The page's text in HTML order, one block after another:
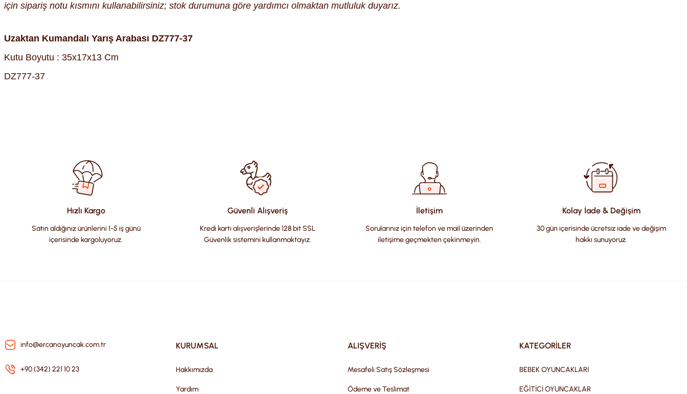
için sipariş notu kısmını kullanabilirsiniz; stok durumuna göre yardımcı olmaktan mutluluk duyarız.
Uzaktan Kumandalı Yarış Arabası DZ777-37
Kutu Boyutu : 35x17x13 Cm
DZ777-37
Ürün resmi kalitesiz, bozuk veya görüntülenemiyor.
Ürün açıklamasında eksik bilgiler bulunuyor.
Ürün bilgilerinde hatalar bulunuyor.
Bu ürüne benzer farklı alternatifler olmalı.
Hızlı Kargo
Satın aldığınız ürünlerini 1-5 iş günü
içerisinde kargoluyoruz.
Güvenli Alışveriş
Kredi kartı alışverişlerinde 128 bit SSL
Güvenlik sistemini kullanmaktayız.
İletişim
Sorularınız için telefon ve mail üzerinden
iletişime geçmekten çekinmeyin.
Kolay İade & Değişim
30 gün içerisinde ücretsiz iade ve değişim
hakkı sunuyoruz.
info@ercanoyuncak.com.tr
+90 (342) 221 10 23
KURUMSAL
Hakkımızda
Yardım
ALIŞVERİŞ
Mesafeli Satış Sözleşmesi
Ödeme ve Teslimat
KATEGORİLER
BEBEK OYUNCAKLARI
EĞİTİCİ OYUNCAKLAR